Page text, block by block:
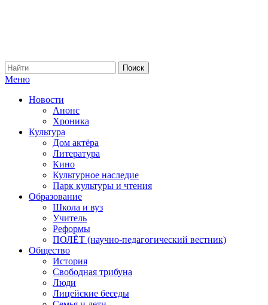
Меню
Новости
Анонс
Хроника
Культура
Дом актёра
Литература
Кино
Культурное наследие
Парк культуры и чтения
Образование
Школа и вуз
Учитель
Реформы
ПОЛЁТ (научно-педагогический вестник)
Общество
История
Свободная трибуна
Люди
Лицейские беседы